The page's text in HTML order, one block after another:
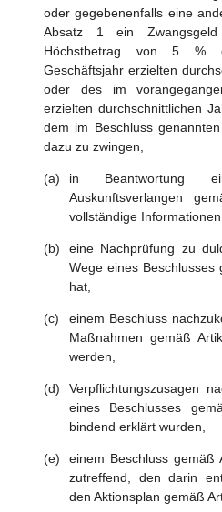
oder gegebenenfalls eine
Absatz 1 ein
Höchstbetrag von 5 %
Geschäftsjahr erzielten
oder des im
erzielten durchschnittlichen
dem im Beschluss
dazu zu zwingen,
in Beantwortung
Auskunftsverlangen
vollständige
eine Nachprüfung zu
Wege eines
hat,
einem Beschluss
Maßnahmen gemäß
werden,
Verpflichtungszusagen
eines Beschlusses
bindend erklärt wurden,
einem Beschluss gemäß
zutreffend, den darin
den Aktionsplan gemäß